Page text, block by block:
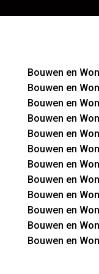
Bouwen en
Bouwen en
Bouwen en
Bouwen en
Bouwen en
Bouwen en
Bouwen en
Bouwen en
Bouwen en
Bouwen en
Bouwen en
Bouwen en